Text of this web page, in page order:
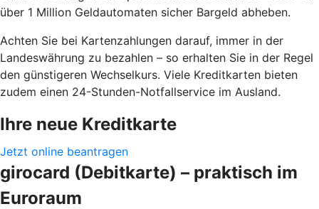
über 1 Million Geldautomaten sicher Bargeld abheben.
Achten Sie bei Kartenzahlungen darauf, immer in der
Landeswährung zu bezahlen – so erhalten Sie in der Regel
den günstigeren Wechselkurs. Viele Kreditkarten bieten
zudem einen 24-Stunden-Notfallservice im Ausland.
Ihre neue Kreditkarte
Jetzt online beantragen
girocard (Debitkarte) – praktisch im
Euroraum